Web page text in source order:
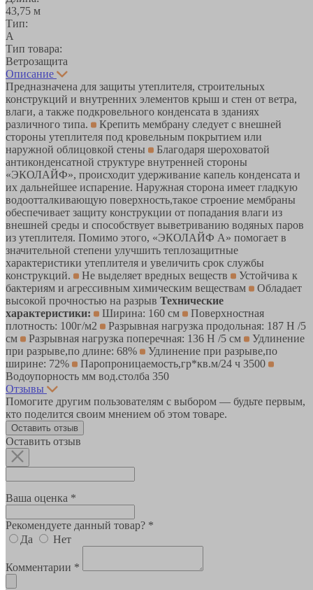
43,75 м
Тип:
A
Тип товара:
Ветрозащита
Описание
Предназначена для защиты утеплителя, строительных
конструкций и внутренних элементов крыш и стен от ветра,
влаги, а также подкровельного конденсата в зданиях
различного типа.
Крепить мембрану следует с внешней
стороны утеплителя под кровельным покрытием или
наружной облицовкой стены
Благодаря шероховатой
антиконденсатной структуре внутренней стороны
«ЭКОЛАЙФ», происходит удерживание капель конденсата и
их дальнейшее испарение. Наружная сторона имеет гладкую
водоотталкивающую поверхность,такое строение мембраны
обеспечивает защиту конструкции от попадания влаги из
внешней среды и способствует выветриванию водяных паров
из утеплителя. Помимо этого, «ЭКОЛАЙФ А» помогает в
значительной степени улучшить теплозащитные
характеристики утеплителя и увеличить срок службы
конструкций.
Не выделяет вредных веществ
Устойчива к
бактериям и агрессивным химическим веществам
Обладает
высокой прочностью на разрыв Технические
характеристики:
Ширина: 160 см
Поверхностная
плотность: 100г/м2
Разрывная нагрузка продольная: 187 Н /5
см
Разрывная нагрузка поперечная: 136 Н /5 см
Удлинение
при разрыве,по длине: 68%
Удлинение при разрыве,по
ширине: 72%
Паропроницаемость,гр*кв.м/24 ч 3500
Водоупорность мм вод.столба 350
Отзывы
Помогите другим пользователям с выбором — будьте первым,
кто поделится своим мнением об этом товаре.
Оставить отзыв
Оставить отзыв
Ваша оценка *
Рекомендуете данный товар? *
Да
Нет
Комментарии *